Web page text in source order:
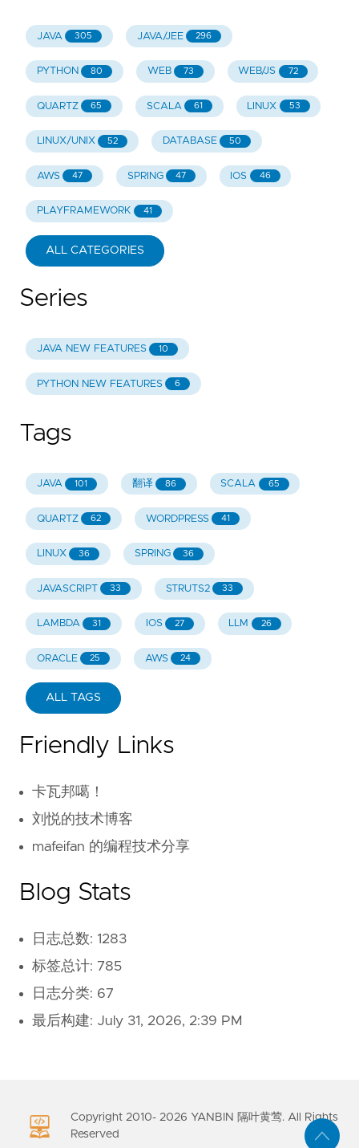
JAVA 305 JAVA/JEE 296
PYTHON 80 WEB 73 WEB/JS 72
QUARTZ 65 SCALA 61 LINUX 53
LINUX/UNIX 52 DATABASE 50
AWS 47 SPRING 47 IOS 46
PLAYFRAMEWORK 41
ALL CATEGORIES
Series
JAVA NEW FEATURES 10
PYTHON NEW FEATURES 6
Tags
JAVA 101 翻译 86 SCALA 65
QUARTZ 62 WORDPRESS 41
LINUX 36 SPRING 36
JAVASCRIPT 33 STRUTS2 33
LAMBDA 31 IOS 27 LLM 26
ORACLE 25 AWS 24
ALL TAGS
Friendly Links
卡瓦邦噶！
刘悦的技术博客
mafeifan 的编程技术分享
Blog Stats
日志总数: 1283
标签总计: 785
日志分类: 67
最后构建: July 31, 2026, 2:39 PM
Copyright 2010- 2026 YANBIN 隔叶黄莺. All Rights
Reserved